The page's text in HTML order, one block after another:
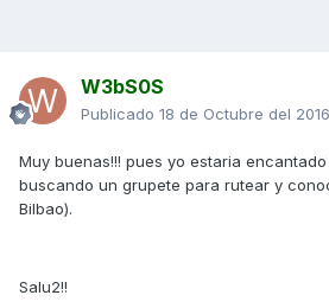
W3bS0S
Publicado 18 de Octubre del 2016
Muy buenas!!! pues yo estaria
buscando un grupete para rutear y
Bilbao).
Salu2!!